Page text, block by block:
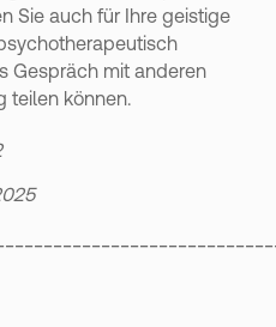
Sie auch für Ihre geistige
Gespräch mit anderen
teilen können.